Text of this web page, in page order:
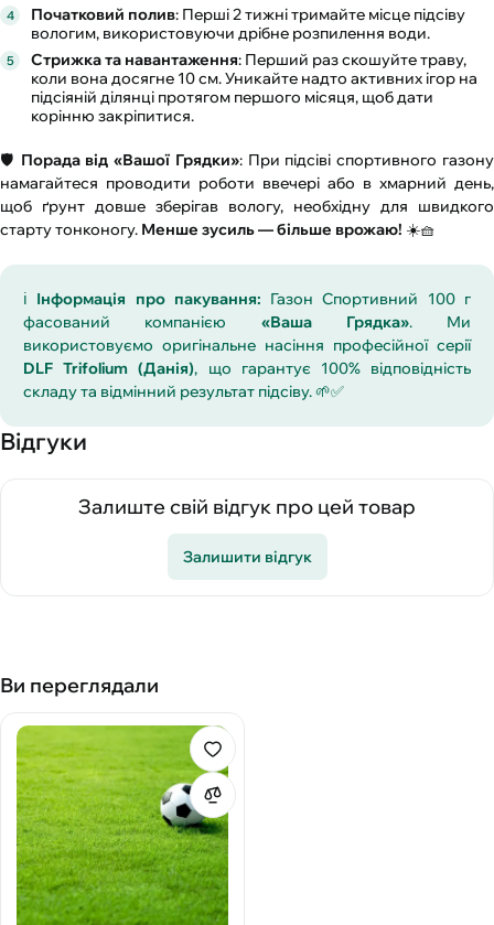
Початковий полив: Перші 2 тижні тримайте місце підсіву
вологим, використовуючи дрібне розпилення води.
Стрижка та навантаження: Перший раз скошуйте траву,
коли вона досягне 10 см. Уникайте надто активних ігор на
підсіяній ділянці протягом першого місяця, щоб дати
корінню закріпитися.
🛡️ Порада від «Вашої Грядки»: При підсіві спортивного газону
намагайтеся проводити роботи ввечері або в хмарний день,
щоб ґрунт довше зберігав вологу, необхідну для швидкого
старту тонконогу. Менше зусиль — більше врожаю! ☀️🧺
ℹ️ Інформація про пакування: Газон Спортивний 100 г
фасований компанією «Ваша Грядка». Ми
використовуємо оригінальне насіння професійної серії
DLF Trifolium (Данія), що гарантує 100% відповідність
складу та відмінний результат підсіву. 🌱✅
Відгуки
Залиште свій відгук про цей товар
Залишити відгук
Ви переглядали